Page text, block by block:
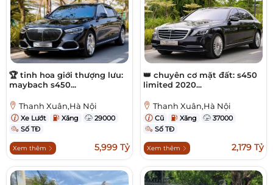
🏆 tinh hoa giới thượng lưu:
maybach s450...
Thanh Xuân,Hà Nội
Xe Lướt Xăng
29000
Số TĐ
Xem thêm 5,999 Tỷ
👑 chuyên cơ mặt đất: s450
limited 2020...
Thanh Xuân,Hà Nội
Cũ Xăng
37000
Số TĐ
Xem thêm 2,179 Tỷ